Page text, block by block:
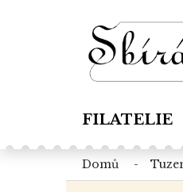
FILATELIE
domů